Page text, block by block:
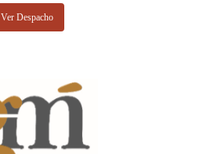
Ver Despacho